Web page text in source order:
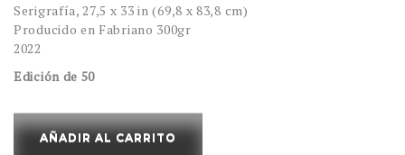
Serigrafía, 27,5 x 33 in (69,8 x 83,8 cm)
Producido en Fabriano 300gr
2022
Edición de 50
Legos
AÑADIR AL CARRITO